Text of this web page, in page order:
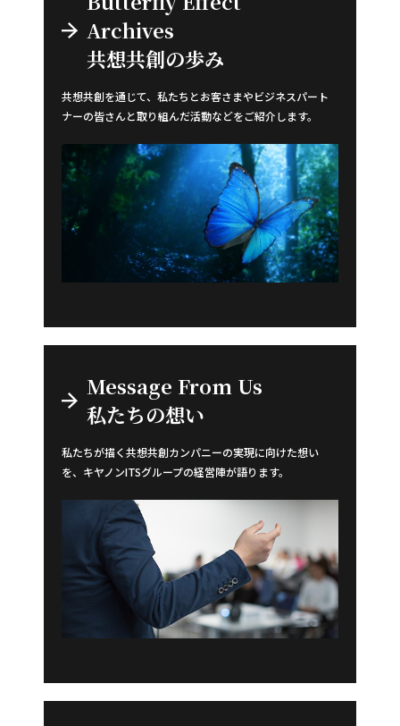
Archives
共想共創の歩み
共想共創を通じて、私たちとお客さまやビジネスパート
ナーの皆さんと取り組んだ活動などをご紹介します。
Message From Us
私たちの想い
私たちが描く共想共創カンパニーの実現に向けた想い
を、キヤノンITSグループの経営陣が語ります。